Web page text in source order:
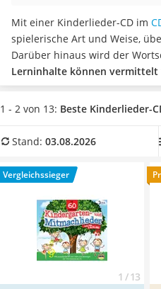
Kinderuhr
Babyphone
Treppenschutzgitter
Kindersitz ab 4 Jahren
Kinderroller 3 Räder
Ferngesteuertes Auto
Kinderfahrradhelm
Kinder-Mikroskop
Ferngesteuerter Hubschrauber
Mit einer Kinderlieder-CD im
spielerische Art und Weise,
Darüber hinaus wird der
Lerninhalte können vermittelt
Kinderlieder längst nicht nur
Bei der richtigen CD-Wahl
Autofahrten. Wählen Sie jetzt
Abwechslung und jede Menge
uns hier im August 2026
die Kita-Kids Die 60
Mitmachlieder* mit seinen
1 - 2 von 13: Beste Kinderlieder-
Stand: 03.08.2026
Vergleichssieger
1 / 13